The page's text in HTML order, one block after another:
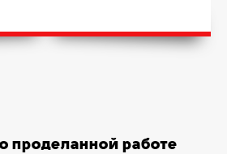
проделанной работе